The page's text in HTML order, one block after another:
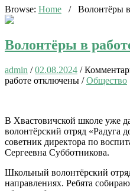
Browse: Home / Волонтёры
Волонтёры в
admin /02.08.2024 /
работе отключены /Общество
В Хвастовичской школе уже
волонтёрский отряд «Радуга
советник директора по
Сергеевна Субботникова.
Школьный волонтёрский
направлениях. Ребята